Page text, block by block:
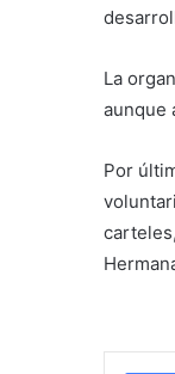
La
aunque
Por